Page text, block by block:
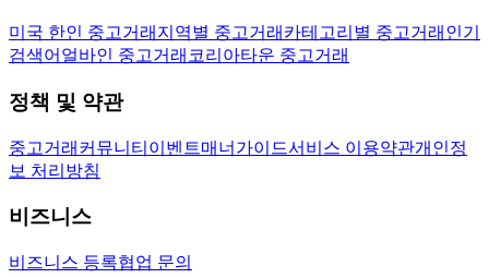
미국 한인 중고거래 지역별 중고거래 카테고리별 중고거래 인기
검색어 얼바인 중고거래 코리아타운 중고거래
정책 및 약관
중고거래 커뮤니티 이벤트매너가이드서비스 이용약관개인정
보 처리방침
비즈니스
비즈니스 등록협업 문의